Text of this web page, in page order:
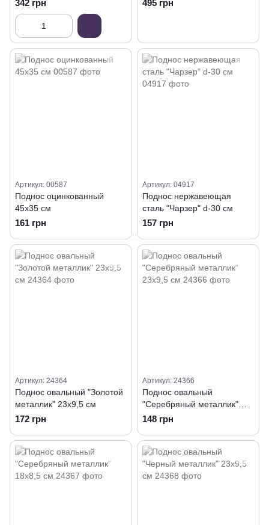
342 грн 495 грн
Артикул: 00587
Поднос оцинкованный
45х35 см
161 грн
Артикул: 04917
Поднос нержавеющая
сталь "Чарзер" d-30 см
157 грн
Артикул: 24364
Поднос овальный "Золотой
металлик" 23х9,5 см
172 грн
Артикул: 24366
Поднос овальный
"Серебряный металлик"
23х9,5 см
148 грн